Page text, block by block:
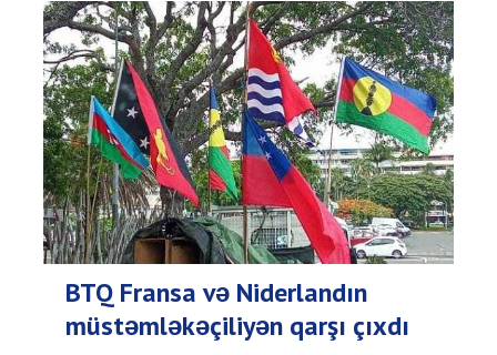
BTQ Fransa və Niderlandın
müstəmləkəçiliyən qarşı çıxdı